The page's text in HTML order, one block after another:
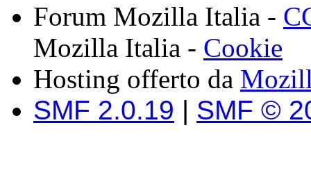
Forum Mozilla Italia -
Mozilla Italia - Cookie
Hosting offerto da
SMF 2.0.19 | SMF ©